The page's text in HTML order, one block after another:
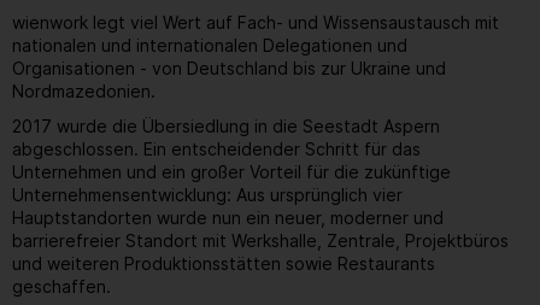
wienwork legt viel Wert auf Fach- und Wissensaustausch mit
nationalen und internationalen Delegationen und
Organisationen - von Deutschland bis zur Ukraine und
Nordmazedonien.
2017 wurde die Übersiedlung in die Seestadt Aspern
abgeschlossen. Ein entscheidender Schritt für das
Unternehmen und ein großer Vorteil für die zukünftige
Unternehmensentwicklung: Aus ursprünglich vier
Hauptstandorten wurde nun ein neuer, moderner und
barrierefreier Standort mit Werkshalle, Zentrale, Projektbüros
und weiteren Produktionsstätten sowie Restaurants
geschaffen.